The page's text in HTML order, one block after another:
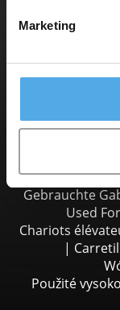
Marketing
Gebrauchte
Used
Chariots
|
Použité